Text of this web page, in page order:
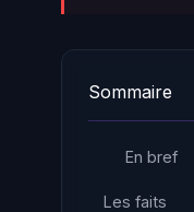
Sommaire
En bref
Les faits